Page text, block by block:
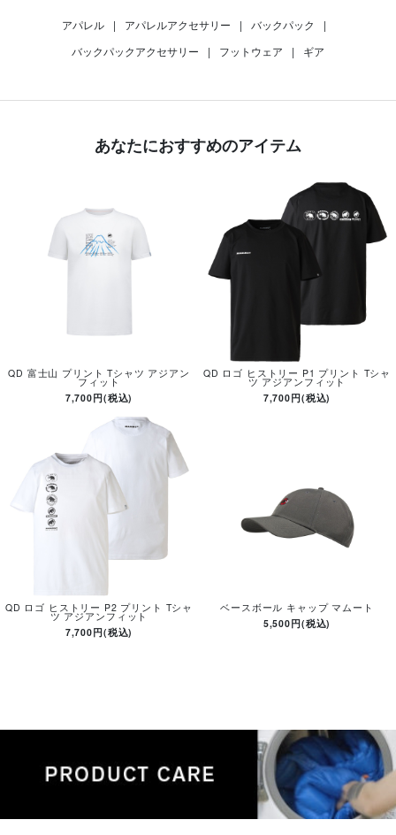
アパレル | アパレルアクセサリー | バックパック
|
バックパックアクセサリー
| フットウェア | ギア
あなたにおすすめのアイテム
QD 富士山 プリント Tシャツ アジアン
フィット
7,700円(税込)
QD ロゴ ヒストリー P1 プリント Tシャ
ツ アジアンフィット
7,700円(税込)
QD ロゴ ヒストリー P2 プリント Tシャ
ツ アジアンフィット
7,700円(税込)
ベースボール キャップ マムート
5,500円(税込)